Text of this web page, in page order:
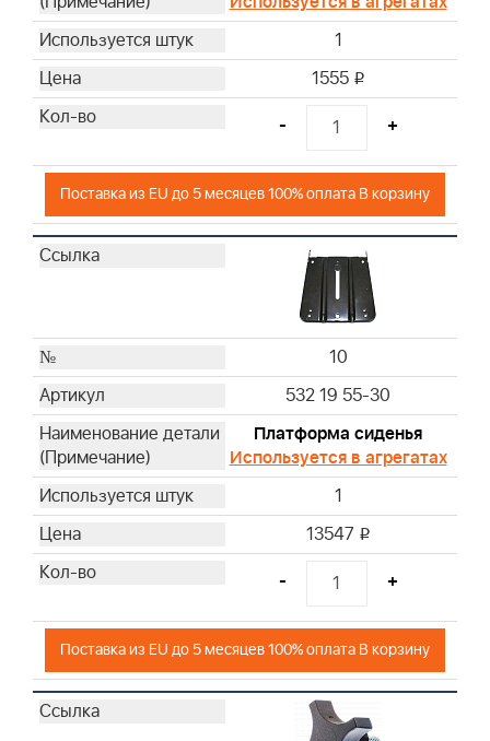
1
1555 i
- +
Поставка из EU до 5 месяцев 100% оплата В корзину
10
532 19 55-30
Платформа сиденья
Используется в агрегатах
1
13547 i
- +
Поставка из EU до 5 месяцев 100% оплата В корзину